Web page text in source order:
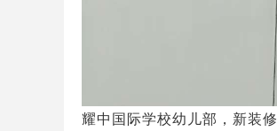
耀中国际学校幼儿部，新装